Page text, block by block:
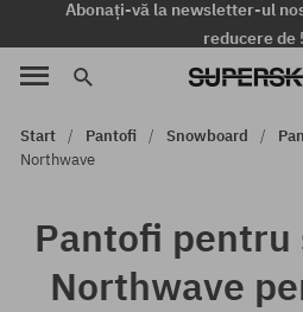
Abonați-vă la newsletter-ul
reducere de
Start Pantofi Snowboard
Northwave
Pantofi pentru
Northwave